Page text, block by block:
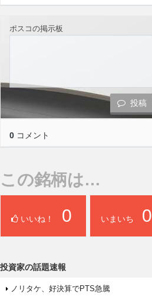
ポスコの掲示板
投稿
0 コメント
この銘柄は…
いいね！ 0 いまいち 0
投資家の話題速報
ノリタケ、好決算でPTS急騰